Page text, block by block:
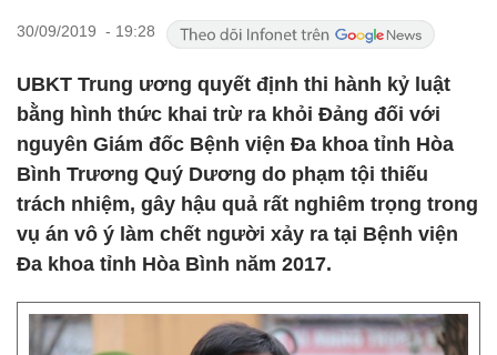
30/09/2019 - 19:28
UBKT Trung ương quyết định thi hành kỷ luật
bằng hình thức khai trừ ra khỏi Đảng đối với
nguyên Giám đốc Bệnh viện Đa khoa tỉnh Hòa
Bình Trương Quý Dương do phạm tội thiếu
trách nhiệm, gây hậu quả rất nghiêm trọng trong
vụ án vô ý làm chết người xảy ra tại Bệnh viện
Đa khoa tỉnh Hòa Bình năm 2017.